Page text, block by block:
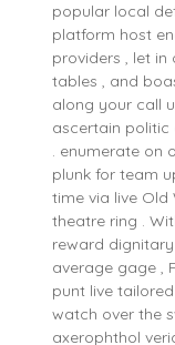
popular local
platform host
providers , let
tables , and
along your call
ascertain
. enumerate on
plunk for team
time via live
theatre ring .
reward
average gage ,
punt live
watch over the
axerophthol